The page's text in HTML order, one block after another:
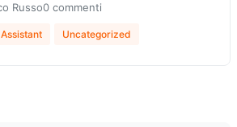
Russo0 commenti
Uncategorized